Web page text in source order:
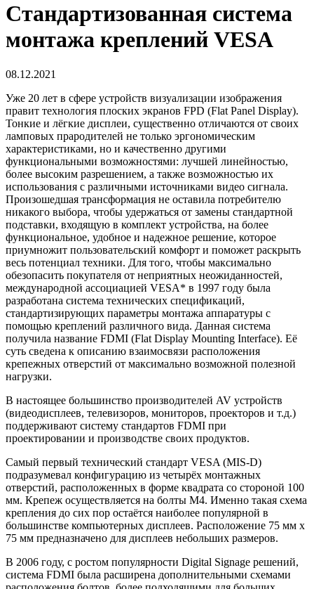
Стандартизованная система
монтажа креплений VESA
08.12.2021
Уже 20 лет в сфере устройств визуализации изображения
правит технология плоских экранов FPD (Flat Panel Display).
Тонкие и лёгкие дисплеи, существенно отличаются от своих
ламповых прародителей не только эргономическим
характеристиками, но и качественно другими
функциональными возможностями: лучшей линейностью,
более высоким разрешением, а также возможностью их
использования с различными источниками видео сигнала.
Произошедшая трансформация не оставила потребителю
никакого выбора, чтобы удержаться от замены стандартной
подставки, входящую в комплект устройства, на более
функциональное, удобное и надежное решение, которое
приумножит пользовательский комфорт и поможет раскрыть
весь потенциал техники. Для того, чтобы максимально
обезопасить покупателя от неприятных неожиданностей,
международной ассоциацией VESA* в 1997 году была
разработана система технических спецификаций,
стандартизирующих параметры монтажа аппаратуры с
помощью креплений различного вида. Данная система
получила название FDMI (Flat Display Mounting Interface). Её
суть сведена к описанию взаимосвязи расположения
крепежных отверстий от максимально возможной полезной
нагрузки.
В настоящее большинство производителей AV устройств
(видеодисплеев, телевизоров, мониторов, проекторов и т.д.)
поддерживают систему стандартов FDMI при
проектировании и производстве своих продуктов.
Самый первый технический стандарт VESA (MIS-D)
подразумевал конфигурацию из четырёх монтажных
отверстий, расположенных в форме квадрата со стороной 100
мм. Крепеж осуществляется на болты М4. Именно такая схема
крепления до сих пор остаётся наиболее популярной в
большинстве компьютерных дисплеев. Расположение 75 мм x
75 мм предназначено для дисплеев небольших размеров.
В 2006 году, с ростом популярности Digital Signage решений,
система FDMI была расширена дополнительными схемами